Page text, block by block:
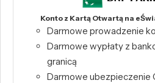
Konto z Kartą Otwartą na
Darmowe prowadzenie
Darmowe wypłaty z
granicą
Darmowe ubezpieczenie